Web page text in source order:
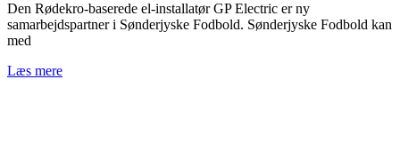
Den Rødekro-baserede el-installatør GP Electric er ny
samarbejdspartner i Sønderjyske Fodbold. Sønderjyske Fodbold kan
med
Læs mere